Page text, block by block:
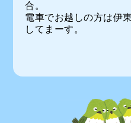
合。
電車でお越しの方は伊
してまーす。